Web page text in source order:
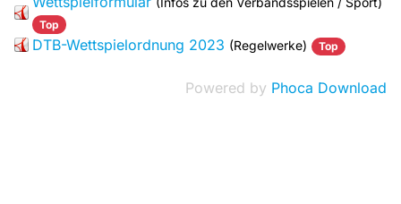
Top
DTB-Wettspielordnung 2023 (Regelwerke) Top
Powered by Phoca Download